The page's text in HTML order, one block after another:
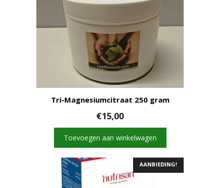
Tri-Magnesiumcitraat 250 gram
€15,00
Toevoegen aan winkelwagen
AANBIEDING!